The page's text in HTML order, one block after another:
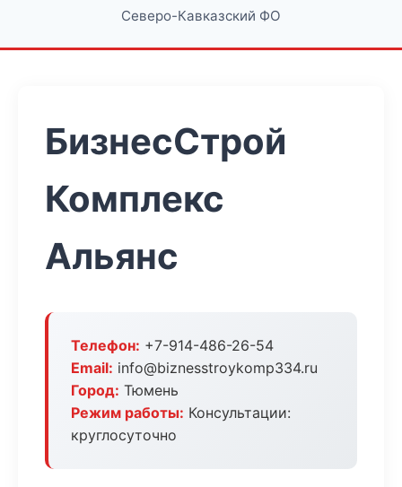
Северо-Кавказский ФО
БизнесСтрой
Комплекс
Альянс
Телефон: +7-914-486-26-54
Email: info@biznesstroykomp334.ru
Город: Тюмень
Режим работы: Консультации:
круглосуточно